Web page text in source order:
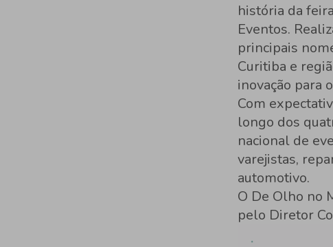
história da
Eventos.
principais
Curitiba e
inovação para
Com
longo dos
nacional de
varejistas,
automotivo.
O De Olho no
pelo Diretor